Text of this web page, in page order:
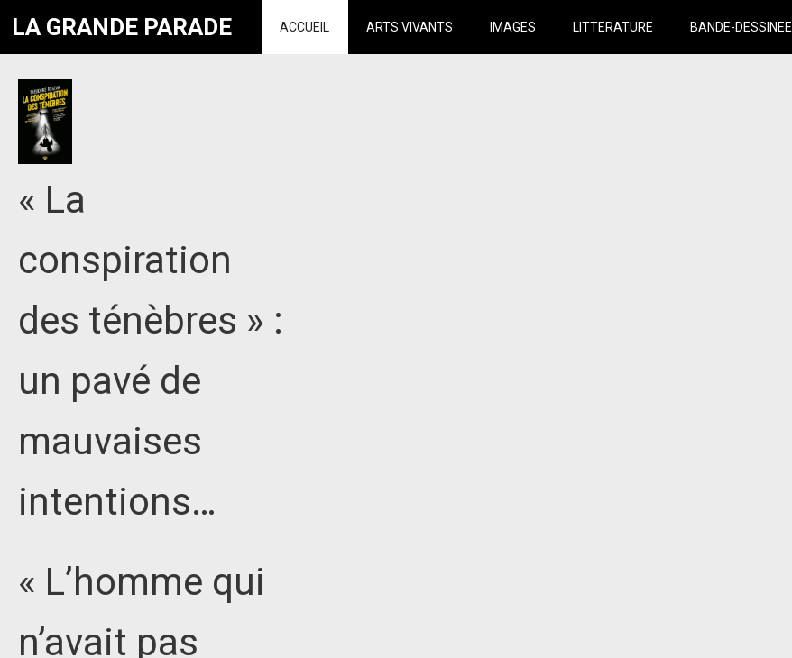
LA GRANDE PARADE ACCUEIL ARTS VIVANTS IMAGES LITTERATURE BANDE-DESSINEE
« La
conspiration
des ténèbres » :
un pavé de
mauvaises
intentions…
« L’homme qui
n’avait pas